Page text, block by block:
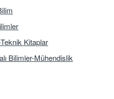
Kitaplar
Bilimler-Mühendislik